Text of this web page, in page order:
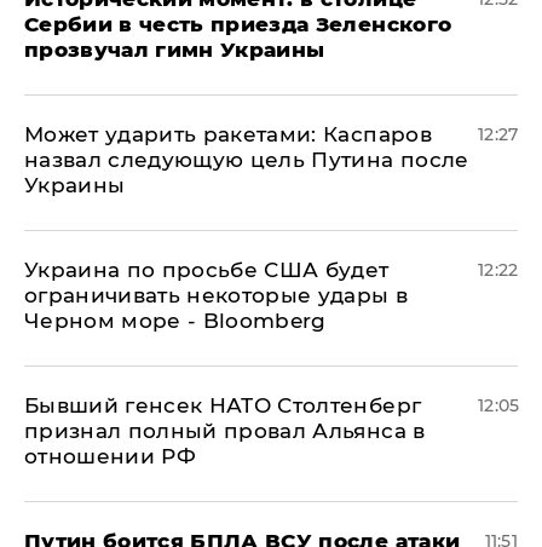
Сербии в честь приезда Зеленского
прозвучал гимн Украины
Может ударить ракетами: Каспаров
назвал следующую цель Путина после
Украины
12:27
Украина по просьбе США будет
ограничивать некоторые удары в
Черном море - Bloomberg
12:22
Бывший генсек НАТО Столтенберг
признал полный провал Альянса в
отношении РФ
12:05
Путин боится БПЛА ВСУ после атаки
11:51